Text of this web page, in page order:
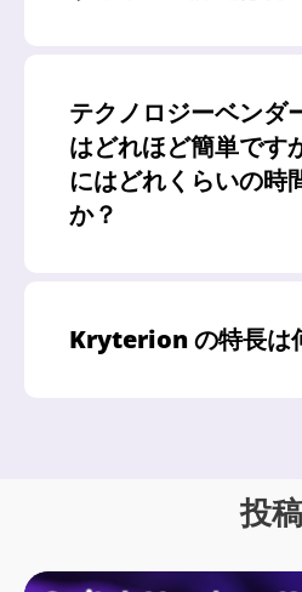
テクノロジーベンダ
はどれほど簡単です
にはどれくらいの時
か？
Kryterion の特長は
投稿